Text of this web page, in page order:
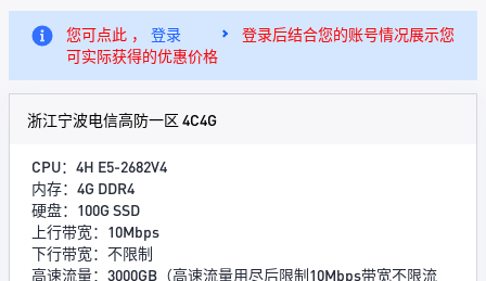
您可点此 ， 登录
登录后结合您的账号情况展示您
可实际获得的优惠价格
浙江宁波电信高防一区 4C4G
CPU：4H E5-2682V4
内存：4G DDR4
硬盘：100G SSD
上行带宽：10Mbps
下行带宽：不限制
高速流量：3000GB（高速流量用尽后限制10Mbps带宽不限流